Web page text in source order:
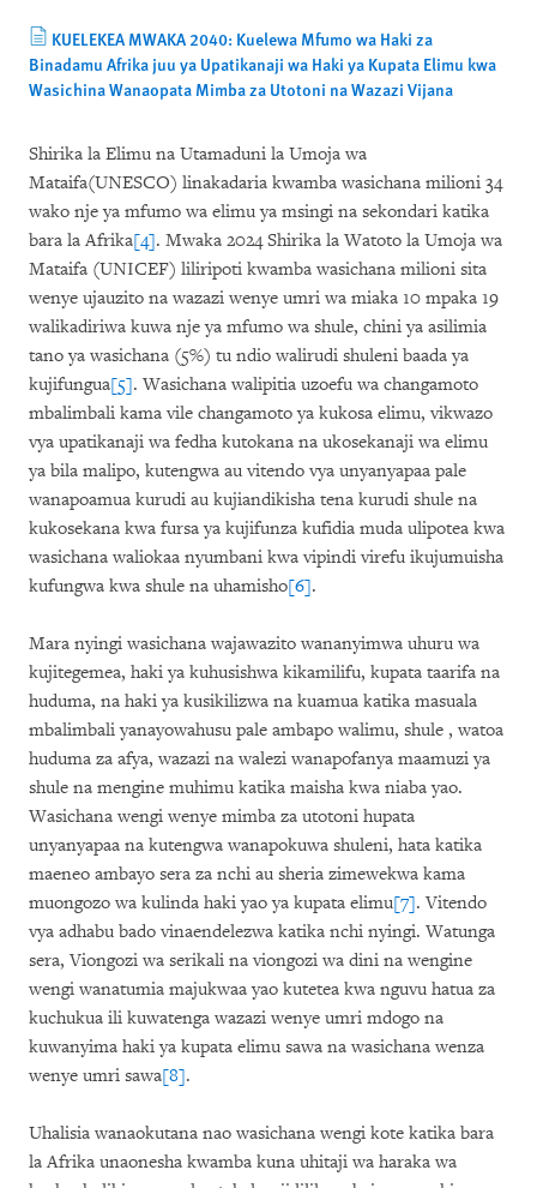
KUELEKEA MWAKA 2040: Kuelewa Mfumo wa Haki za
Binadamu Afrika juu ya Upatikanaji wa Haki ya Kupata Elimu kwa
Wasichina Wanaopata Mimba za Utotoni na Wazazi Vijana
Shirika la Elimu na Utamaduni la Umoja wa
Mataifa(UNESCO) linakadaria kwamba wasichana milioni 34
wako nje ya mfumo wa elimu ya msingi na sekondari katika
bara la Afrika[4]. Mwaka 2024 Shirika la Watoto la Umoja wa
Mataifa (UNICEF) liliripoti kwamba wasichana milioni sita
wenye ujauzito na wazazi wenye umri wa miaka 10 mpaka 19
walikadiriwa kuwa nje ya mfumo wa shule, chini ya asilimia
tano ya wasichana (5%) tu ndio walirudi shuleni baada ya
kujifungua[5]. Wasichana walipitia uzoefu wa changamoto
mbalimbali kama vile changamoto ya kukosa elimu, vikwazo
vya upatikanaji wa fedha kutokana na ukosekanaji wa elimu
ya bila malipo, kutengwa au vitendo vya unyanyapaa pale
wanapoamua kurudi au kujiandikisha tena kurudi shule na
kukosekana kwa fursa ya kujifunza kufidia muda ulipotea kwa
wasichana waliokaa nyumbani kwa vipindi virefu ikujumuisha
kufungwa kwa shule na uhamisho[6].
Mara nyingi wasichana wajawazito wananyimwa uhuru wa
kujitegemea, haki ya kuhusishwa kikamilifu, kupata taarifa na
huduma, na haki ya kusikilizwa na kuamua katika masuala
mbalimbali yanayowahusu pale ambapo walimu, shule , watoa
huduma za afya, wazazi na walezi wanapofanya maamuzi ya
shule na mengine muhimu katika maisha kwa niaba yao.
Wasichana wengi wenye mimba za utotoni hupata
unyanyapaa na kutengwa wanapokuwa shuleni, hata katika
maeneo ambayo sera za nchi au sheria zimewekwa kama
muongozo wa kulinda haki yao ya kupata elimu[7]. Vitendo
vya adhabu bado vinaendelezwa katika nchi nyingi. Watunga
sera, Viongozi wa serikali na viongozi wa dini na wengine
wengi wanatumia majukwaa yao kutetea kwa nguvu hatua za
kuchukua ili kuwatenga wazazi wenye umri mdogo na
kuwanyima haki ya kupata elimu sawa na wasichana wenza
wenye umri sawa[8].
Uhalisia wanaokutana nao wasichana wengi kote katika bara
la Afrika unaonesha kwamba kuna uhitaji wa haraka wa